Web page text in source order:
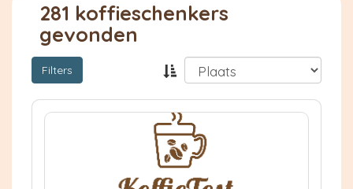
281 koffieschenkers
gevonden
Filters